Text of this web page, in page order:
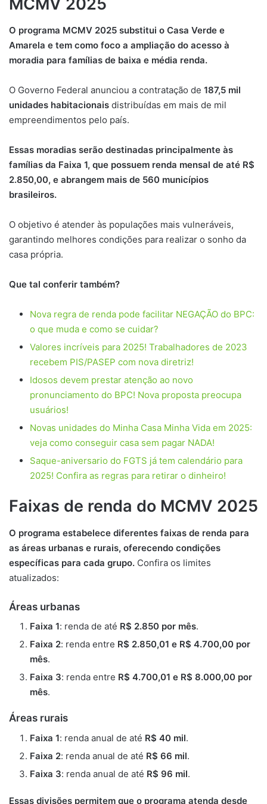
O programa MCMV 2025 substitui o Casa Verde e
Amarela e tem como foco a ampliação do acesso à
moradia para famílias de baixa e média renda.
O Governo Federal anunciou a contratação de 187,5 mil
unidades habitacionais distribuídas em mais de mil
empreendimentos pelo país.
Essas moradias serão destinadas principalmente às
famílias da Faixa 1, que possuem renda mensal de até R$
2.850,00, e abrangem mais de 560 municípios
brasileiros.
O objetivo é atender às populações mais vulneráveis,
garantindo melhores condições para realizar o sonho da
casa própria.
Que tal conferir também?
Nova regra de renda pode facilitar NEGAÇÃO do BPC:
o que muda e como se cuidar?
Valores incríveis para 2025! Trabalhadores de 2023
recebem PIS/PASEP com nova diretriz!
Idosos devem prestar atenção ao novo
pronunciamento do BPC! Nova proposta preocupa
usuários!
Novas unidades do Minha Casa Minha Vida em 2025:
veja como conseguir casa sem pagar NADA!
Saque-aniversario do FGTS já tem calendário para
2025! Confira as regras para retirar o dinheiro!
Faixas de renda do MCMV 2025
O programa estabelece diferentes faixas de renda para
as áreas urbanas e rurais, oferecendo condições
específicas para cada grupo. Confira os limites
atualizados:
Áreas urbanas
Faixa 1: renda de até R$ 2.850 por mês.
Faixa 2: renda entre R$ 2.850,01 e R$ 4.700,00 por
mês.
Faixa 3: renda entre R$ 4.700,01 e R$ 8.000,00 por
mês.
Áreas rurais
Faixa 1: renda anual de até R$ 40 mil.
Faixa 2: renda anual de até R$ 66 mil.
Faixa 3: renda anual de até R$ 96 mil.
Essas divisões permitem que o programa atenda desde